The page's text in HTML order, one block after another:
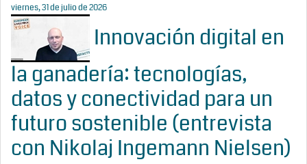
viernes, 31 de julio de 2026
Innovación digital en
la ganadería: tecnologías,
datos y conectividad para un
futuro sostenible (entrevista
con Nikolaj Ingemann Nielsen)